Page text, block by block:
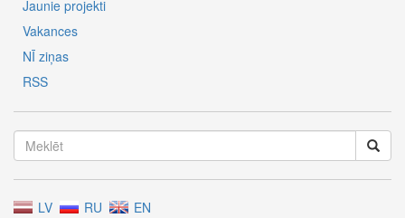
Jaunie projekti
Vakances
NĪ ziņas
RSS
LV RU EN